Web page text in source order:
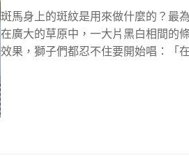
斑馬身上的斑紋是用來做什麼的？最
在廣大的草原中，一大片黑白相間的
效果，獅子們都忍不住要開始唱：「